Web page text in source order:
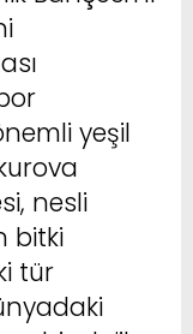
yeşil
nesli
bitki
tür